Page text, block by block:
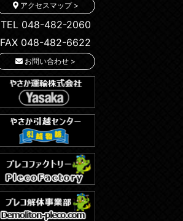
アクセスマップ >
TEL 048-482-2060
FAX 048-482-6622
お問い合わせ >